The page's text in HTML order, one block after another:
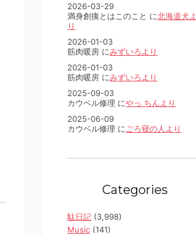
2026-03-29
満身創痍とはこのこと に北海道犬よ
り
2026-01-03
筋肉暖房 にみずいろより
2026-01-03
筋肉暖房 にみずいろより
2025-09-03
カウベル修理 にやっ ちんより
2025-06-09
カウベル修理 に ごろ寝の人より
Categories
駄日記 (3,998)
Music (141)